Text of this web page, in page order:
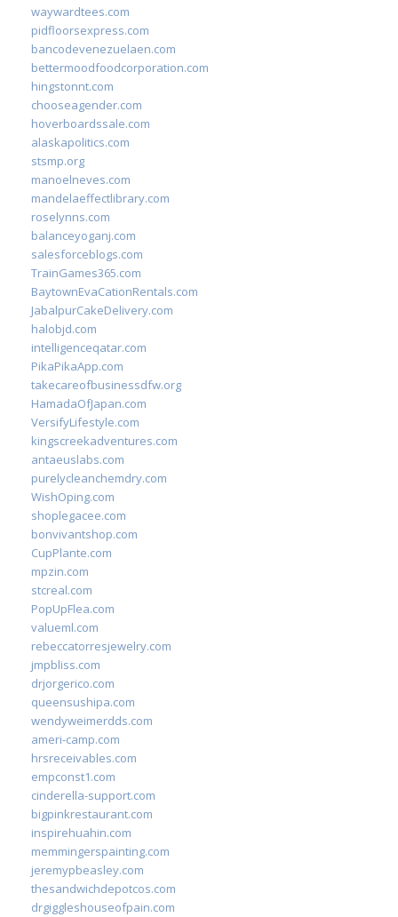
waywardtees.com
pidfloorsexpress.com
bancodevenezuelaen.com
bettermoodfoodcorporation.com
hingstonnt.com
chooseagender.com
hoverboardssale.com
alaskapolitics.com
stsmp.org
manoelneves.com
mandelaeffectlibrary.com
roselynns.com
balanceyoganj.com
salesforceblogs.com
TrainGames365.com
BaytownEvaCationRentals.com
JabalpurCakeDelivery.com
halobjd.com
intelligenceqatar.com
PikaPikaApp.com
takecareofbusinessdfw.org
HamadaOfJapan.com
VersifyLifestyle.com
kingscreekadventures.com
antaeuslabs.com
purelycleanchemdry.com
WishOping.com
shoplegacee.com
bonvivantshop.com
CupPlante.com
mpzin.com
stcreal.com
PopUpFlea.com
valueml.com
rebeccatorresjewelry.com
jmpbliss.com
drjorgerico.com
queensushipa.com
wendyweimerdds.com
ameri-camp.com
hrsreceivables.com
empconst1.com
cinderella-support.com
bigpinkrestaurant.com
inspirehuahin.com
memmingerspainting.com
jeremypbeasley.com
thesandwichdepotcos.com
drgiggleshouseofpain.com